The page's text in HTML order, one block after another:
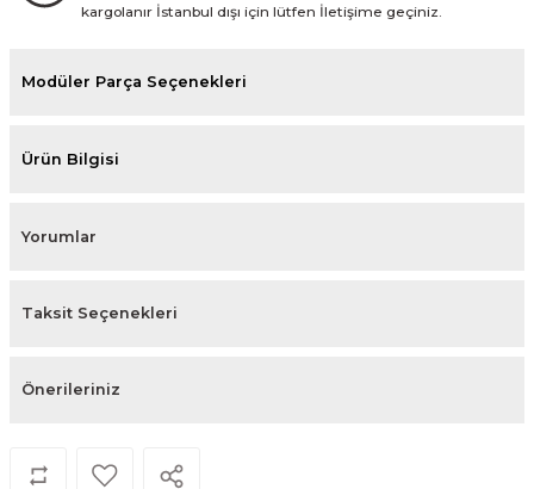
kargolanır İstanbul dışı için lütfen İletişime geçiniz.
Modüler Parça Seçenekleri
Ürün Bilgisi
Yorumlar
Taksit Seçenekleri
Önerileriniz